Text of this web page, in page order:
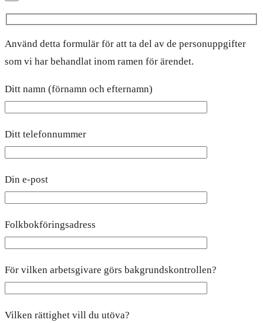
Använd detta formulär för att ta del av de personuppgifter
som vi har behandlat inom ramen för ärendet.
Ditt namn (förnamn och efternamn)
Ditt telefonnummer
Din e-post
Folkbokföringsadress
För vilken arbetsgivare görs bakgrundskontrollen?
Vilken rättighet vill du utöva?